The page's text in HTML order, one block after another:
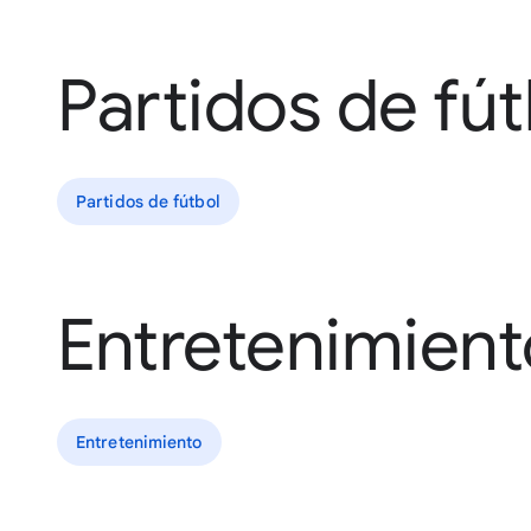
Partidos de
Partidos de fútbol
Entretenimiento